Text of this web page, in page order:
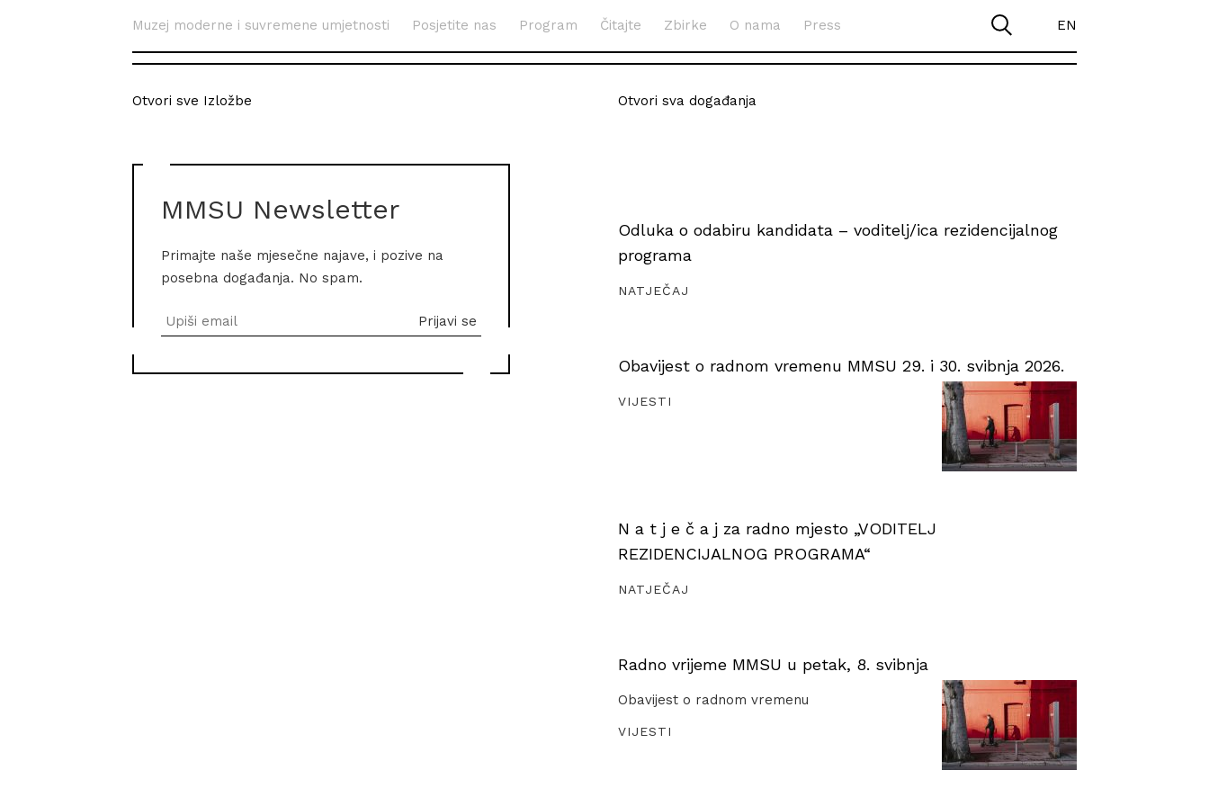
Muzej moderne i suvremene umjetnosti Posjetite nas Program Čitajte Zbirke O nama Press EN
Otvori sve Izložbe
MMSU Newsletter
Primajte naše mjesečne najave, i pozive na
posebna događanja. No spam.
Otvori sva događanja
Odluka o odabiru kandidata – voditelj/ica rezidencijalnog
programa
NATJEČAJ
Obavijest o radnom vremenu MMSU 29. i 30. svibnja 2026.
VIJESTI
N a t j e č a j za radno mjesto „VODITELJ
REZIDENCIJALNOG PROGRAMA“
NATJEČAJ
Radno vrijeme MMSU u petak, 8. svibnja
Obavijest o radnom vremenu
VIJESTI